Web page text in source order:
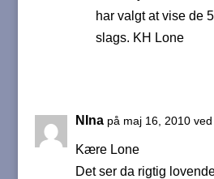
har valgt at vise de
slags. KH Lone
NIna på maj 16, 2010
Kære Lone
Det ser da rigtig